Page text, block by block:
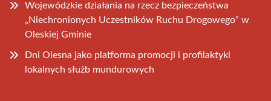
Wojewódzkie działania na rzecz bezpieczeństwa
„Niechronionych Uczestników Ruchu Drogowego” w
Oleskiej Gminie
Dni Olesna jako platforma promocji i profilaktyki
lokalnych służb mundurowych